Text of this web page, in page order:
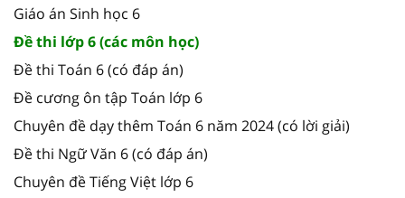
Giáo án Sinh học 6
Đề thi lớp 6 (các môn học)
Đề thi Toán 6 (có đáp án)
Đề cương ôn tập Toán lớp 6
Chuyên đề dạy thêm Toán 6 năm 2024 (có lời giải)
Đề thi Ngữ Văn 6 (có đáp án)
Chuyên đề Tiếng Việt lớp 6